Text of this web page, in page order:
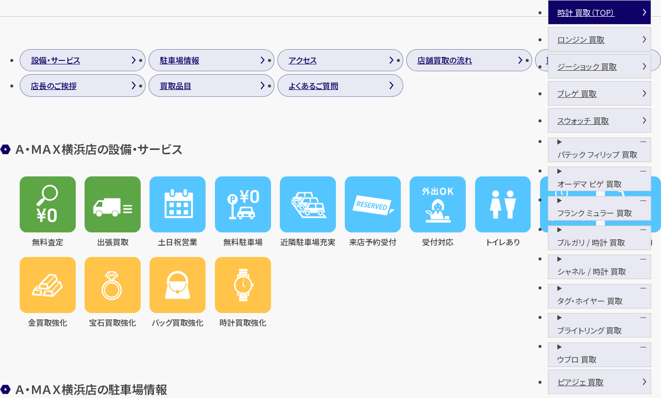
設備・サービス 駐車場情報 アクセス 店舗買取の流れ 買取方法
店長のご挨拶 買取品目 よくあるご質問
Ａ・ＭＡＸ横浜店の設備・サービス
無料査定 出張買取 土日祝営業 無料駐車場 近隣駐車場充実 来店予約受付 受付対応 トイレあり 待合室完備 商業施設内
金買取強化 宝石買取強化 バッグ買取強化 時計買取強化
Ａ・ＭＡＸ横浜店の駐車場情報
時計 買取（TOP）
ロンジン 買取
ジーショック 買取
ブレゲ 買取
スウォッチ 買取
パテック フィリップ 買取
オーデマ ピゲ 買取
フランク ミュラー 買取
ブルガリ / 時計 買取
シャネル / 時計 買取
タグ・ホイヤー 買取
ブライトリング 買取
ウブロ 買取
ピアジェ 買取